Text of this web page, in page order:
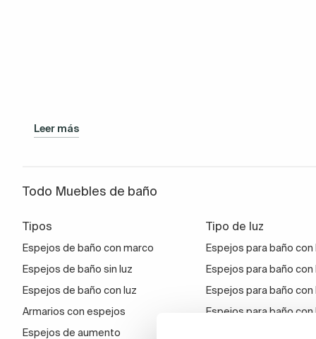
Leer más
Todo Muebles de baño
Tipos
Espejos de baño con marco
Espejos de baño sin luz
Espejos de baño con luz
Armarios con espejos
Espejos de aumento
Tipo de luz
Espejos para baño con
Espejos para baño
Espejos para baño
Espejos para baño con